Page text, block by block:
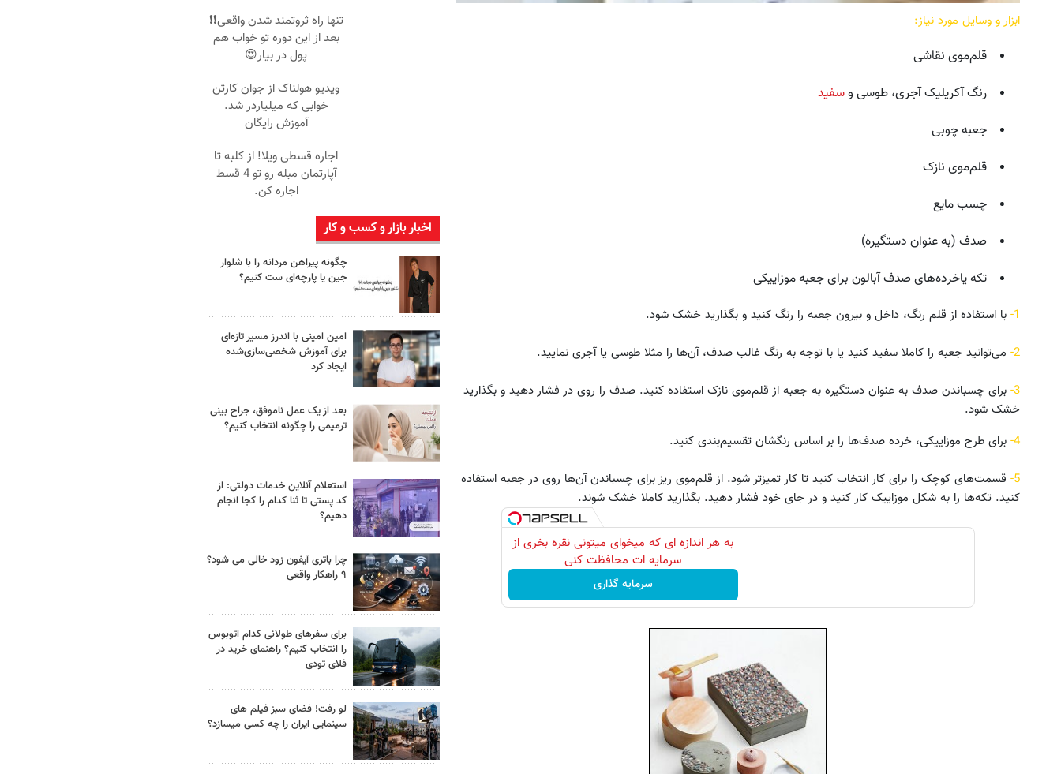
ابزار و وسایل مورد نیاز:
قلم‌موی نقاشی
رنگ آکریلیک آجری، طوسی وسفید
جعبه چوبی
قلم‌موی نازک
چسب مایع
صدف (به عنوان دستگیره)
تکه یاخرده‌های صدف آبالون برای جعبه موزاییکی
1- با استفاده از قلم رنگ، داخل و بیرون جعبه را رنگ کنید و بگذارید خشک شود.
2- می‌توانید جعبه را کاملا سفید کنید یا با توجه به رنگ غالب صدف، آن‌ها را مثلا طوسی یا آجری نمایید.
3- برای چسباندن صدف به عنوان دستگیره به جعبه از قلم‌موی نازک استفاده کنید. صدف را روی در فشار دهید و بگذارید
خشک شود.
4- برای طرح موزاییکی، خرده صدف‌ها را بر اساس رنگشان تقسیم‌بندی کنید.
5- قسمت‌های کوچک را برای کار انتخاب کنید تا کار تمیزتر شود. از قلم‌موی ریز برای چسباندن آن‌ها روی در جعبه استفاده
کنید. تکه‌ها را به شکل موزاییک کار کنید و در جای خود فشار دهید. بگذارید کاملا خشک شوند.
به هر اندازه ای که میخوای میتونی نقره بخری از
سرمایه ات محافظت کنی
سرمایه گذاری
تنها راه ثروتمند شدن واقعی❗❗
بعد از این دوره تو خواب هم
پول در بیار😍
ویدیو هولناک از جوان کارتن
خوابی که میلیاردر شد.
آموزش رایگان
اجاره‌ قسطی ویلا! از کلبه تا
آپارتمان مبله رو تو 4 قسط
اجاره کن.
اخبار بازار و کسب و کار
چگونه پیراهن مردانه را با شلوار
جین یا پارچه‌ای ست کنیم؟
امین امینی با اندرز مسیر تازه‌ای
برای آموزش شخصی‌سازی‌شده
ایجاد کرد
بعد از یک عمل ناموفق، جراح بینی
ترمیمی را چگونه انتخاب کنیم؟
استعلام آنلاین خدمات دولتی: از
کد پستی تا ثنا کدام را کجا انجام
دهیم؟
چرا باتری آیفون زود خالی می شود؟
۹ راهکار واقعی
برای سفرهای طولانی کدام اتوبوس
را انتخاب کنیم؟ راهنمای خرید در
فلای تودی
لو رفت! فضای سبز فیلم های
سینمایی ایران را چه کسی میسازد؟